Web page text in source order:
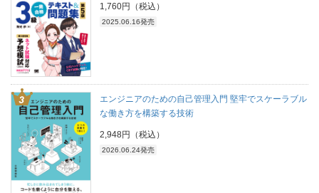
1,760円（税込）
2025.06.16発売
エンジニアのための自己管理入門 堅牢でスケーラブル
な働き方を構築する技術
2,948円（税込）
2026.06.24発売